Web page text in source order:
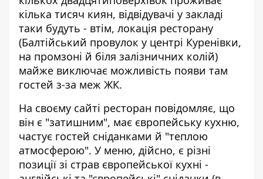
кілька тисяч киян, відвідувачі у закладі
таки будуть - втім, локація ресторану
(Балтійський провулок у центрі Куренівки,
на промзоні й біля залізничних колій)
майже виключає можливість появи там
гостей з-за меж ЖК.
На своєму сайті ресторан повідомляє, що
він є "затишним", має європейську кухню,
частує гостей сніданками й "теплою
атмосферою". У меню, дійсно, є різні
позиції зі страв європейської кухні -